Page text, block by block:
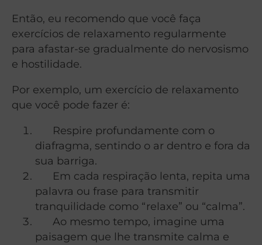
Então, eu recomendo que você faça
exercícios de relaxamento regularmente
para afastar-se gradualmente do nervosismo
e hostilidade.
Por exemplo, um exercício de relaxamento
que você pode fazer é:
Respire profundamente com o
diafragma, sentindo o ar dentro e fora da
sua barriga.
Em cada respiração lenta, repita uma
palavra ou frase para transmitir
tranquilidade como “relaxe” ou “calma”.
Ao mesmo tempo, imagine uma
paisagem que lhe transmite calma e